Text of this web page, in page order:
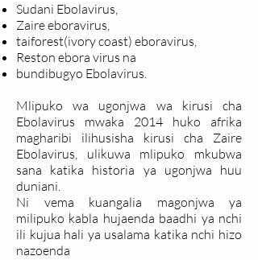
Sudani Ebolavirus,
Zaire eboravirus,
taiforest(ivory coast) eboravirus,
Reston ebora virus na
bundibugyo Ebolavirus.
Mlipuko wa ugonjwa wa kirusi cha
Ebolavirus mwaka 2014 huko afrika
magharibi ilihusisha kirusi cha Zaire
Ebolavirus, ulikuwa mlipuko mkubwa
sana katika historia ya ugonjwa huu
duniani.
Ni vema kuangalia magonjwa ya
milipuko kabla hujaenda baadhi ya nchi
ili kujua hali ya usalama katika nchi hizo
nazoenda